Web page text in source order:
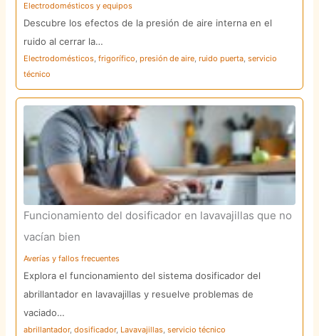
Electrodomésticos y equipos
Descubre los efectos de la presión de aire interna en el
ruido al cerrar la…
Electrodomésticos,frigorífico,presión de aire,ruido puerta,servicio
técnico
Funcionamiento del dosificador en lavavajillas que no
vacían bien
Averías y fallos frecuentes
Explora el funcionamiento del sistema dosificador del
abrillantador en lavavajillas y resuelve problemas de
vaciado…
abrillantador,dosificador, Lavavajillas,servicio técnico